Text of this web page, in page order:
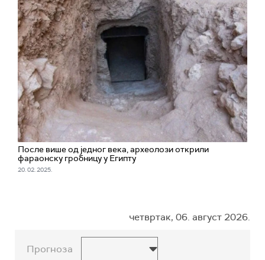
После више од једног века, археолози открили
фараонску гробницу у Египту
20. 02. 2025.
четвртак, 06. август 2026.
Прогноза